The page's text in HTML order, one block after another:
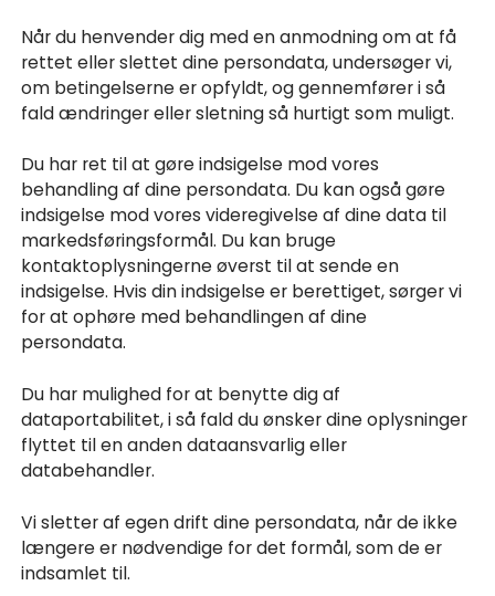
Når du henvender dig med en anmodning om at få
rettet eller slettet dine persondata, undersøger vi,
om betingelserne er opfyldt, og gennemfører i så
fald ændringer eller sletning så hurtigt som muligt.
Du har ret til at gøre indsigelse mod vores
behandling af dine persondata. Du kan også gøre
indsigelse mod vores videregivelse af dine data til
markedsføringsformål. Du kan bruge
kontaktoplysningerne øverst til at sende en
indsigelse. Hvis din indsigelse er berettiget, sørger vi
for at ophøre med behandlingen af dine
persondata.
Du har mulighed for at benytte dig af
dataportabilitet, i så fald du ønsker dine oplysninger
flyttet til en anden dataansvarlig eller
databehandler.
Vi sletter af egen drift dine persondata, når de ikke
længere er nødvendige for det formål, som de er
indsamlet til.